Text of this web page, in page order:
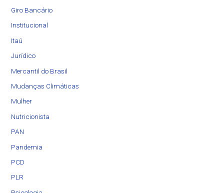
Giro Bancário
Institucional
Itaú
Jurídico
Mercantil do Brasil
Mudanças Climáticas
Mulher
Nutricionista
PAN
Pandemia
PCD
PLR